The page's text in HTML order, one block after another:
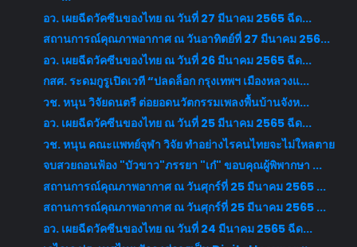
อว. เผยฉีดวัคซีนของไทย ณ วันที่ 27 มีนาคม 2565 ฉีด...
สถานการณ์คุณภาพอากาศ ณ วันอาทิตย์ที่ 27 มีนาคม 256...
อว. เผยฉีดวัคซีนของไทย ณ วันที่ 26 มีนาคม 2565 ฉีด...
กสศ. ระดมกูรูเปิดเวที “ปลดล็อก กรุงเทพฯ เมืองหลวงแ...
วช. หนุน วิจัยดนตรี ต่อยอดนวัตกรรมเพลงพื้นบ้านจังห...
อว. เผยฉีดวัคซีนของไทย ณ วันที่ 25 มีนาคม 2565 ฉีด...
วช. หนุน คณะแพทย์จุฬา วิจัย ทำอย่างไรคนไทยจะไม่ใหลตาย
จบสวยถอนฟ้อง "บัวขาว"ภรรยา "เก๋" ขอบคุณผู้พิพากษา ...
สถานการณ์คุณภาพอากาศ ณ วันศุกร์ที่ 25 มีนาคม 2565 ...
สถานการณ์คุณภาพอากาศ ณ วันศุกร์ที่ 25 มีนาคม 2565 ...
อว. เผยฉีดวัคซีนของไทย ณ วันที่ 24 มีนาคม 2565 ฉีด...